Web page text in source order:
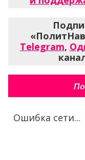
Telegram,
Ошибка сети...